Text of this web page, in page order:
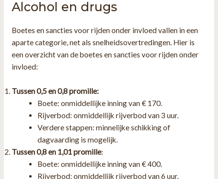
Alcohol en drugs
Boetes en sancties voor rijden onder invloed vallen in een
aparte categorie, net als snelheidsovertredingen. Hier is
een overzicht van de boetes en sancties voor rijden onder
invloed:
Tussen 0,5 en 0,8 promille:
Boete: onmiddellijke inning van € 170.
Rijverbod: onmiddellijk rijverbod van 3 uur.
Verdere stappen: minnelijke schikking of
dagvaarding is mogelijk.
Tussen 0,8 en 1,01 promille:
Boete: onmiddellijke inning van € 400.
Rijverbod: onmiddellijk rijverbod van 6 uur.